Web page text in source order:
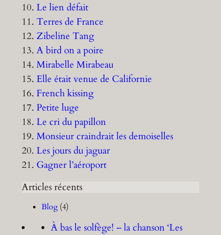
10. Le lien défait
11. Terres de France
12. Zibeline Tang
13. A bird on a poire
14. Mirabelle Mirabeau
15. Elle était venue de Californie
16. French kissing
17. Petite luge
18. Le cri du papillon
19. Monsieur craindrait les demoiselles
20. Les jours du jaguar
21. Gagner l’aéroport
Articles récents
Blog(4)
À bas le solfège! – la chanson ‘Les